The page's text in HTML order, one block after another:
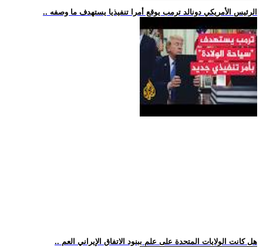
.. الرئيس الأمريكي دونالد ترمب يوقع أمرا تنفيذيا يستهدف ما وصفه
.. هل كانت الولايات المتحدة على علم ببنود الاتفاق الإيراني العم